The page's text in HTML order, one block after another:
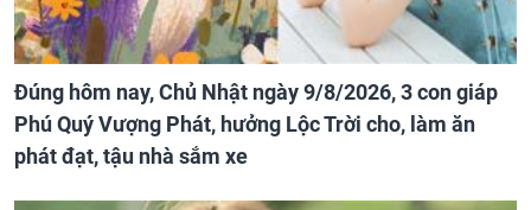
Đúng hôm nay, Chủ Nhật ngày 9/8/2026, 3 con giáp
Phú Quý Vượng Phát, hưởng Lộc Trời cho, làm ăn
phát đạt, tậu nhà sắm xe